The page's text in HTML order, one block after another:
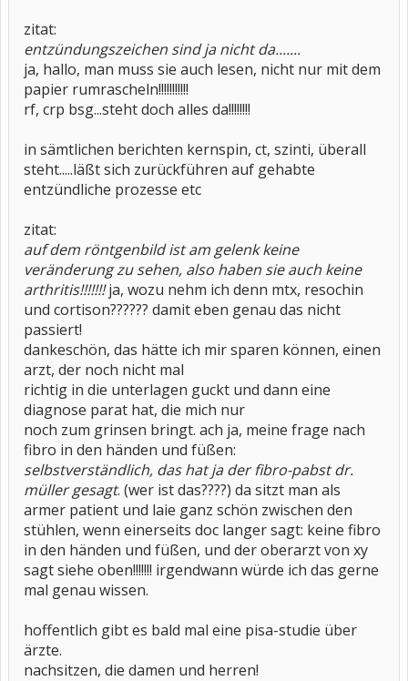
zitat:
entzündungszeichen sind ja nicht da.......
ja, hallo, man muss sie auch lesen, nicht nur mit dem
papier rumrascheln!!!!!!!!!!!
rf, crp bsg...steht doch alles da!!!!!!!!
in sämtlichen berichten kernspin, ct, szinti, überall
steht.....läßt sich zurückführen auf gehabte
entzündliche prozesse etc
zitat:
auf dem röntgenbild ist am gelenk keine
veränderung zu sehen, also haben sie auch keine
arthritis!!!!!!!ja, wozu nehm ich denn mtx, resochin
und cortison?????? damit eben genau das nicht
passiert!
dankeschön, das hätte ich mir sparen können, einen
arzt, der noch nicht mal
richtig in die unterlagen guckt und dann eine
diagnose parat hat, die mich nur
noch zum grinsen bringt. ach ja, meine frage nach
fibro in den händen und füßen:
selbstverständlich, das hat ja der fibro-pabst dr.
müller gesagt. (wer ist das????) da sitzt man als
armer patient und laie ganz schön zwischen den
stühlen, wenn einerseits doc langer sagt: keine fibro
in den händen und füßen, und der oberarzt von xy
sagt siehe oben!!!!!!! irgendwann würde ich das gerne
mal genau wissen.
hoffentlich gibt es bald mal eine pisa-studie über
ärzte.
nachsitzen, die damen und herren!